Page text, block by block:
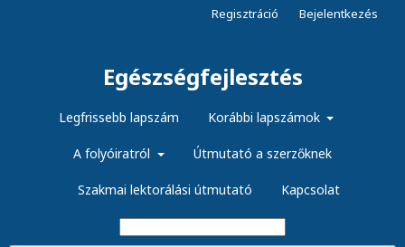
Egészségfejlesztés
Legfrissebb lapszám Korábbi lapszámok
A folyóiratról Útmutató a szerzőknek
Szakmai lektorálási útmutató Kapcsolat
Regisztráció Bejelentkezés